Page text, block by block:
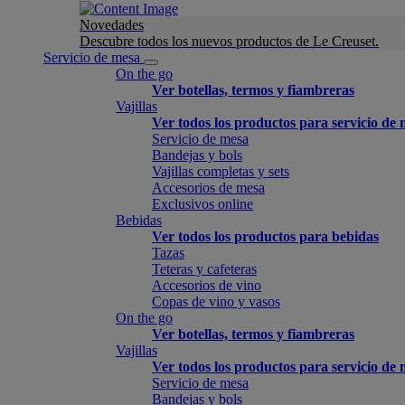
Novedades
Descubre todos los nuevos productos de Le Creuset.
Servicio de mesa
On the go
Ver botellas, termos y fiambreras
Vajillas
Ver todos los productos para servicio de
Servicio de mesa
Bandejas y bols
Vajillas completas y sets
Accesorios de mesa
Exclusivos online
Bebidas
Ver todos los productos para bebidas
Tazas
Teteras y cafeteras
Accesorios de vino
Copas de vino y vasos
On the go
Ver botellas, termos y fiambreras
Vajillas
Ver todos los productos para servicio de
Servicio de mesa
Bandejas y bols